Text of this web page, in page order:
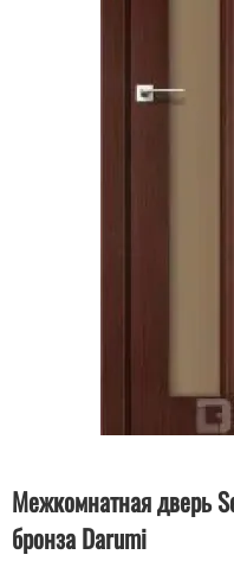
Межкомнатная дверь
бронза Darumi